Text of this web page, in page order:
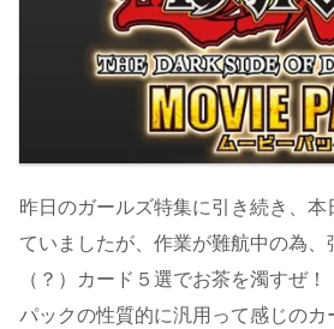
昨日のガールズ特集に引き続き、本
ていましたが、作業が難航中の為、
（？）カード５選でお茶を濁すぜ！
パックの性質的に汎用って感じのカ